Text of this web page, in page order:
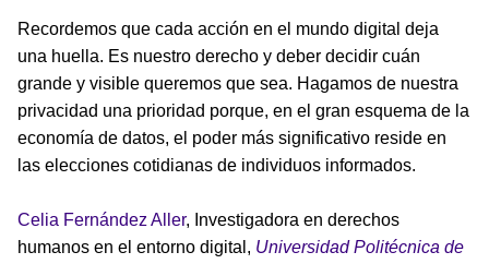
Recordemos que cada acción en el mundo digital deja
una huella. Es nuestro derecho y deber decidir cuán
grande y visible queremos que sea. Hagamos de nuestra
privacidad una prioridad porque, en el gran esquema de la
economía de datos, el poder más significativo reside en
las elecciones cotidianas de individuos informados.
Celia Fernández Aller, Investigadora en derechos
humanos en el entorno digital, Universidad Politécnica de